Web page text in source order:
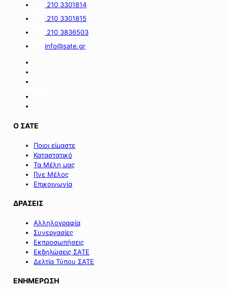
210 3301814
210 3301815
210 3836503
info@sate.gr
Ο ΣΑΤΕ
Ποιοι είμαστε
Καταστατικό
Τα Μέλη μας
Γίνε Μέλος
Επικοινωνία
ΔΡΑΣΕΙΣ
Αλληλογραφία
Συνεργασίες
Εκπροσωπήσεις
Εκδηλώσεις ΣΑΤΕ
Δελτία Τύπου ΣΑΤΕ
ΕΝΗΜΕΡΩΣΗ